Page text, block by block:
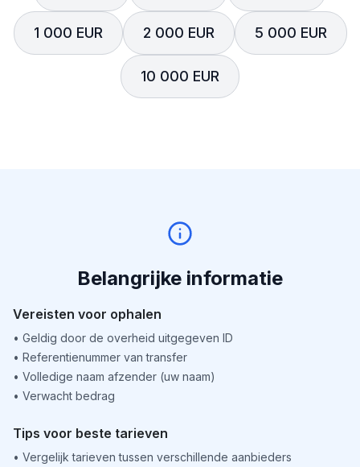
1 000 EUR 2 000 EUR 5 000 EUR
10 000 EUR
Belangrijke informatie
Vereisten voor ophalen
• Geldig door de overheid uitgegeven ID
• Referentienummer van transfer
• Volledige naam afzender (uw naam)
• Verwacht bedrag
Tips voor beste tarieven
• Vergelijk tarieven tussen verschillende aanbieders